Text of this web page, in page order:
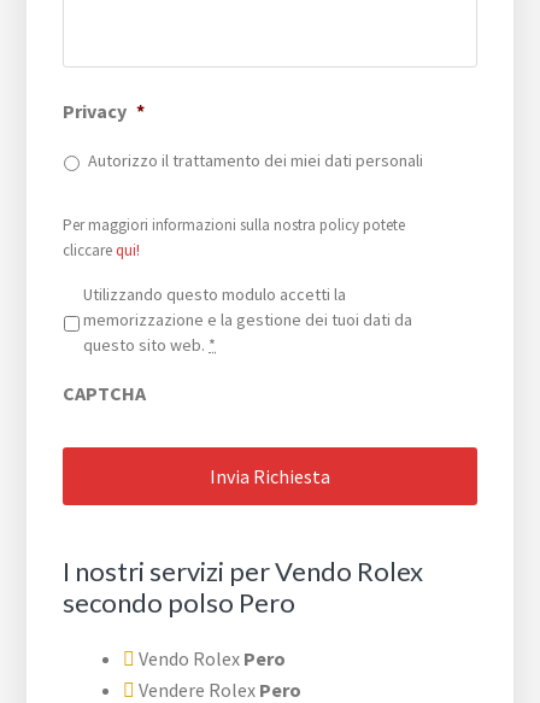
Privacy *
Autorizzo il trattamento dei miei dati personali
Per maggiori informazioni sulla nostra policy potete
cliccarequi!
Privacy *
Utilizzando questo modulo accetti la
memorizzazione e la gestione dei tuoi dati da
questo sito web. *
CAPTCHA
I nostri servizi per Vendo Rolex
secondo polso Pero
Vendo Rolex Pero
Vendere Rolex Pero